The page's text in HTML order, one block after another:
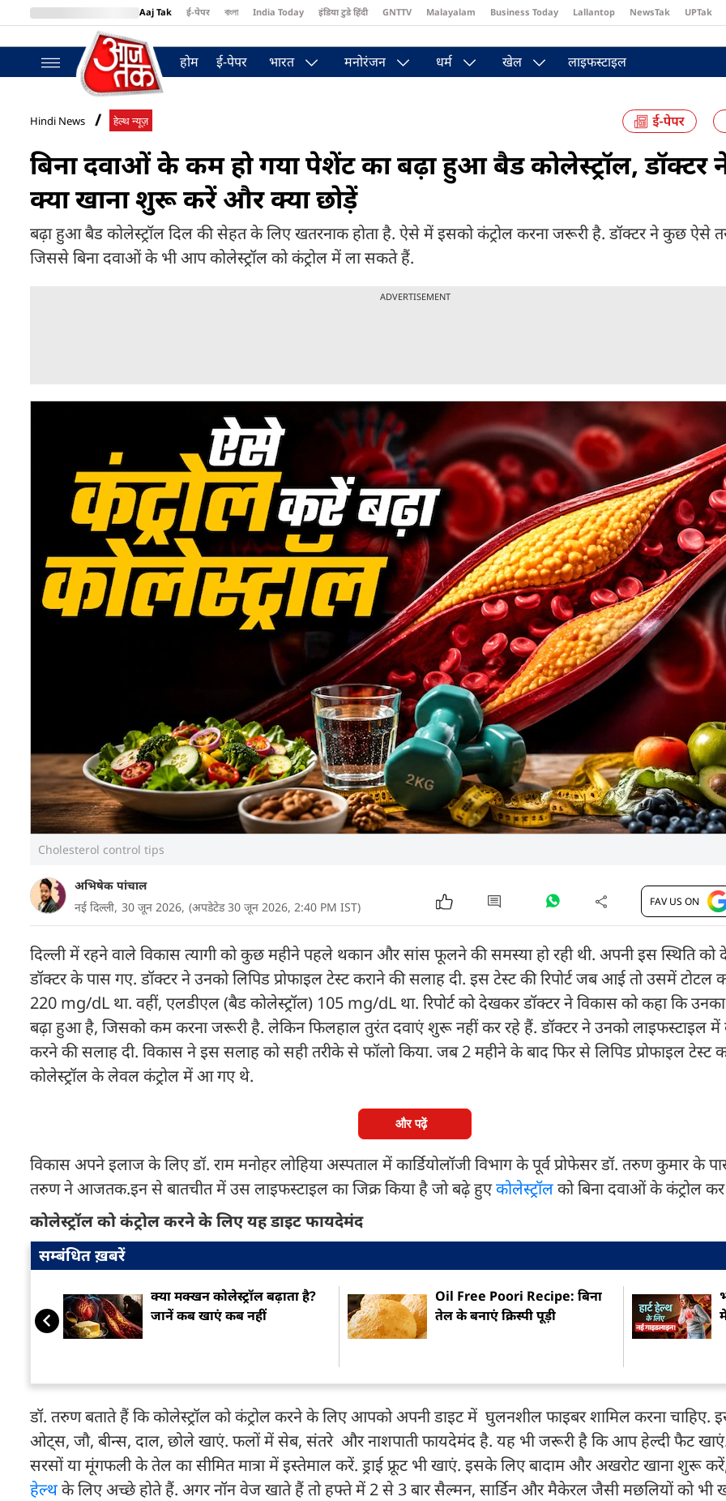
Aaj Tak ई-पेपर বাংলা India Today इंडिया टुडे हिंदी GNTTV Malayalam Business Today Lallantop NewsTak UPTak
BT Bazaar
होम ई-पेपर भारत मनोरंजन धर्म खेल लाइफस्टाइल
Hindi News हेल्थ न्यूज़
बिना दवाओं के कम हो गया पेशेंट का बढ़ा हुआ बैड कोलेस्ट्रॉल, डॉक्टर
क्या खाना शुरू करें और क्या छोड़ें
बढ़ा हुआ बैड कोलेस्ट्रॉल दिल की सेहत के लिए खतरनाक होता है. ऐसे में इसको कंट्रोल करना जरूरी है. डॉक्टर ने कुछ ऐसे
जिससे बिना दवाओं के भी आप कोलेस्ट्रॉल को कंट्रोल में ला सकते हैं.
ADVERTISEMENT
Cholesterol control tips
अभिषेक पांचाल
नई दिल्ली, 30 जून 2026, (अपडेटेड 30 जून 2026, 2:40 PM IST) FAV US ON
दिल्ली में रहने वाले विकास त्यागी को कुछ महीने पहले थकान और सांस फूलने की समस्या हो रही थी. अपनी इस स्थिति
डॉक्टर के पास गए. डॉक्टर ने उनको लिपिड प्रोफाइल टेस्ट कराने की सलाह दी. इस टेस्ट की रिपोर्ट जब आई तो उसमें टोटल
220 mg/dL था. वहीं, एलडीएल (बैड कोलेस्ट्रॉल) 105 mg/dL था. रिपोर्ट को देखकर डॉक्टर ने विकास को कहा कि उनका
बढ़ा हुआ है, जिसको कम करना जरूरी है. लेकिन फिलहाल तुरंत दवाएं शुरू नहीं कर रहे हैं. डॉक्टर ने उनको लाइफस्टाइल
करने की सलाह दी. विकास ने इस सलाह को सही तरीके से फॉलो किया. जब 2 महीने के बाद फिर से लिपिड प्रोफाइल टेस्ट
कोलेस्ट्रॉल के लेवल कंट्रोल में आ गए थे.
और पढ़ें
विकास अपने इलाज के लिए डॉ. राम मनोहर लोहिया अस्पताल में कार्डियोलॉजी विभाग के पूर्व प्रोफेसर डॉ. तरुण कुमार के
तरुण ने आजतक.इन से बातचीत में उस लाइफस्टाइल का जिक्र किया है जो बढ़े हुएकोलेस्ट्रॉलको बिना दवाओं के कंट्रोल
कोलेस्ट्रॉल को कंट्रोल करने के लिए यह डाइट फायदेमंद
सम्बंधित ख़बरें
क्या मक्खन कोलेस्ट्रॉल बढ़ाता है?
जानें कब खाएं कब नहीं
Oil Free Poori Recipe: बिना
तेल के बनाएं क्रिस्पी पूड़ी
डॉ. तरुण बताते हैं कि कोलेस्ट्रॉल को कंट्रोल करने के लिए आपको अपनी डाइट में घुलनशील फाइबर शामिल करना चाहिए.
ओट्स, जौ, बीन्स, दाल, छोले खाएं. फलों में सेब, संतरे और नाशपाती फायदेमंद है. यह भी जरूरी है कि आप हेल्दी फैट
सरसों या मूंगफली के तेल का सीमित मात्रा में इस्तेमाल करें. ड्राई फ्रूट भी खाएं. इसके लिए बादाम और अखरोट खाना शुरू करें,
हेल्थके लिए अच्छे होते हैं. अगर नॉन वेज खाते हैं तो हफ्ते में 2 से 3 बार सैल्मन, सार्डिन और मैकेरल जैसी मछलियों को भी